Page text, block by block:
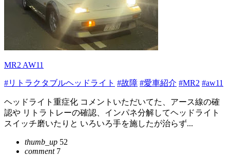
MR2 AW11
#リトラクタブルヘッドライト #故障 #愛車紹介 #MR2 #aw11
ヘッドライト重症化 コメントいただいてた、アース線の確
認や リトラトレーの確認、インパネ分解してヘッドライト
スイッチ磨いたりと いろいろ手を施したが治らず...
thumb_up 52
comment7